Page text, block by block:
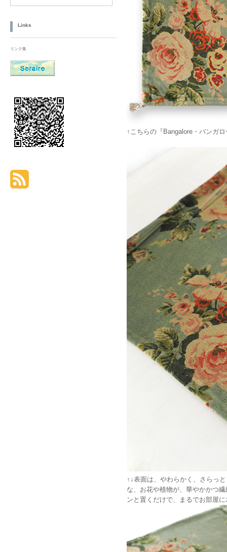
↑こちらの『Bangalore・バンガ
↑↓表面は、やわらかく、さらっ
な、お花や植物が、華やかかつ
ンと置くだけで、まるでお部屋
Links
リンク集